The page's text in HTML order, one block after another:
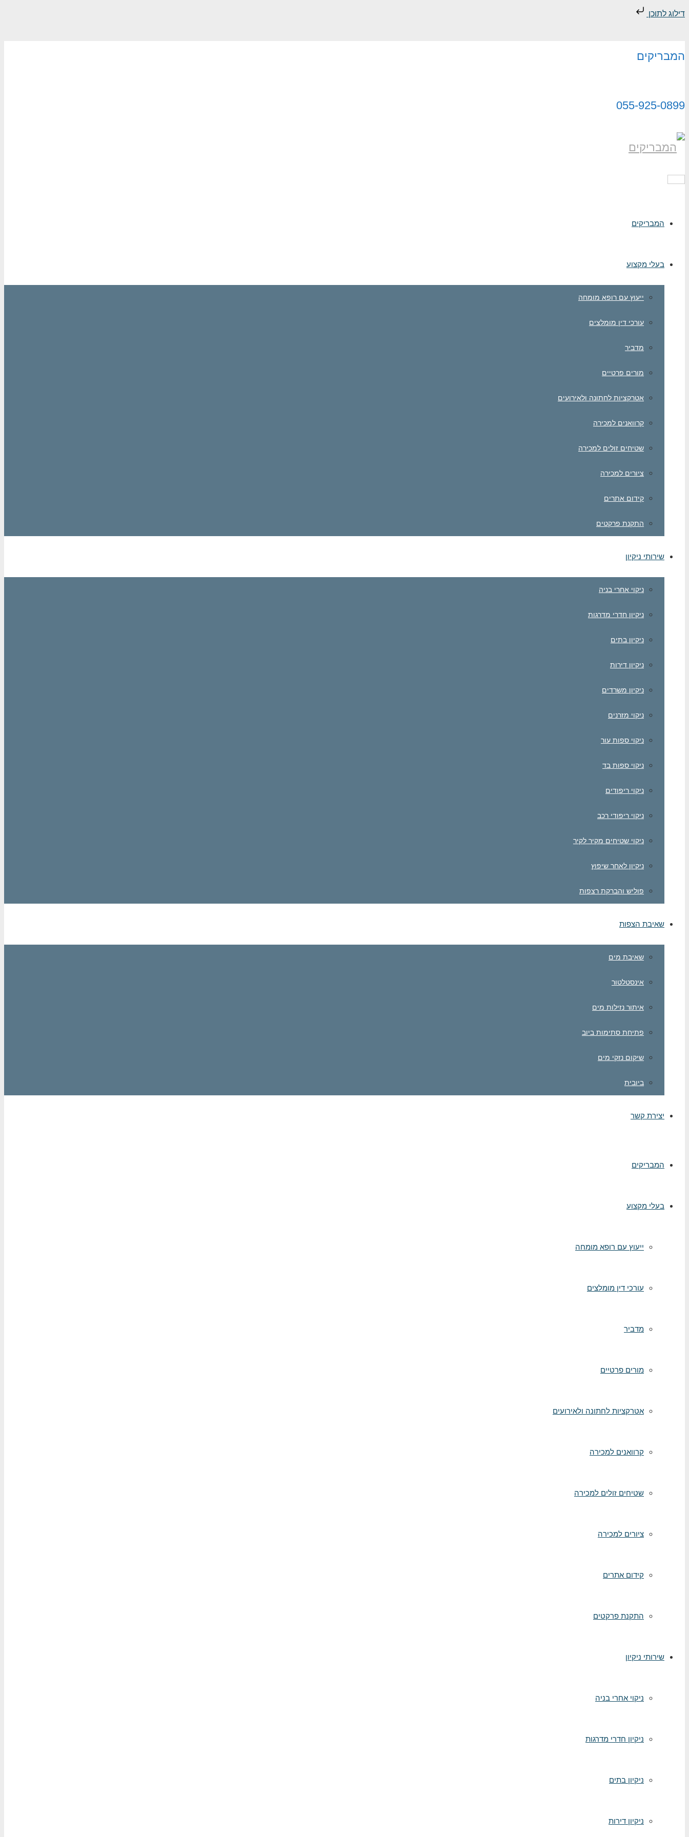
דילוג לתוכן
המבריקים
055-925-0899
תפריט
המבריקים
בעלי מקצוע
ייעוץ עם רופא מומחה
עורכי דין מומלצים
מדביר
מורים פרטיים
אטרקציות לחתונה ולאירועים
קרוואנים למכירה
שטיחים זולים למכירה
ציורים למכירה
קידום אתרים
התקנת פרקטים
שירותי ניקיון
ניקוי אחרי בניה
ניקיון חדרי מדרגות
ניקיון בתים
ניקיון דירות
ניקיון משרדים
ניקוי מזרנים
ניקוי ספות עור
ניקוי ספות בד
ניקוי ריפודים
ניקוי ריפודי רכב
ניקוי שטיחים מקיר לקיר
ניקיון לאחר שיפוץ
פוליש והברקת רצפות
שאיבת הצפות
שאיבת מים
אינסטלטור
איתור נזילות מים
פתיחת סתימות ביוב
שיקום נזקי מים
ביובית
יצירת קשר
המבריקים
בעלי מקצוע
ייעוץ עם רופא מומחה
עורכי דין מומלצים
מדביר
מורים פרטיים
אטרקציות לחתונה ולאירועים
קרוואנים למכירה
שטיחים זולים למכירה
ציורים למכירה
קידום אתרים
התקנת פרקטים
שירותי ניקיון
ניקוי אחרי בניה
ניקיון חדרי מדרגות
ניקיון בתים
ניקיון דירות